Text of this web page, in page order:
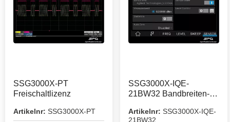
SSG3000X-PT
Freischaltlizenz
Artikelnr: SSG3000X-PT
SSG3000X-IQE-
21BW32 Bandbreiten-
Artikelnr: SSG3000X-IQE-
21BW32